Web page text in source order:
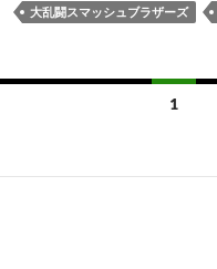
大乱闘スマッシュブラザーズ
1